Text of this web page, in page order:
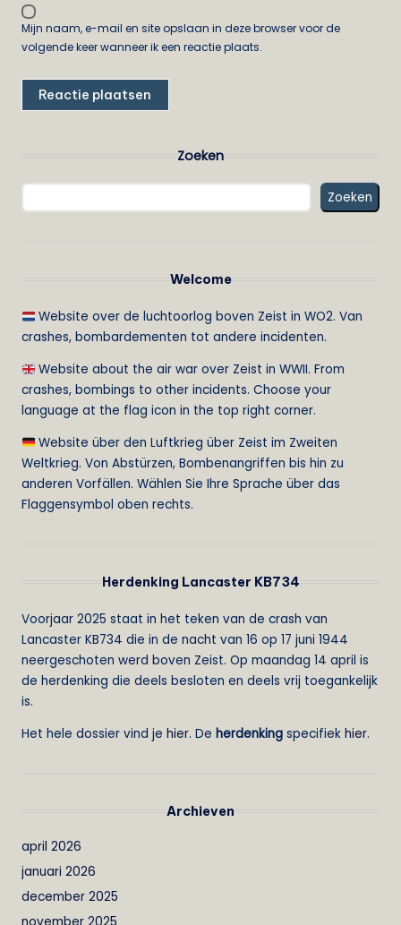
Mijn naam, e-mail en site opslaan in deze browser voor de
volgende keer wanneer ik een reactie plaats.
Zoeken
Zoeken
Welcome
Website over de luchtoorlog boven Zeist in WO2. Van
crashes, bombardementen tot andere incidenten.
Website about the air war over Zeist in WWII. From
crashes, bombings to other incidents. Choose your
language at the flag icon in the top right corner.
Website über den Luftkrieg über Zeist im Zweiten
Weltkrieg. Von Abstürzen, Bombenangriffen bis hin zu
anderen Vorfällen. Wählen Sie Ihre Sprache über das
Flaggensymbol oben rechts.
Herdenking Lancaster KB734
Voorjaar 2025 staat in het teken van de crash van
Lancaster KB734 die in de nacht van 16 op 17 juni 1944
neergeschoten werd boven Zeist. Op maandag 14 april is
de herdenking die deels besloten en deels vrij toegankelijk
is.
Het hele dossier vind je hier. De herdenking specifiek hier.
Archieven
april 2026
januari 2026
december 2025